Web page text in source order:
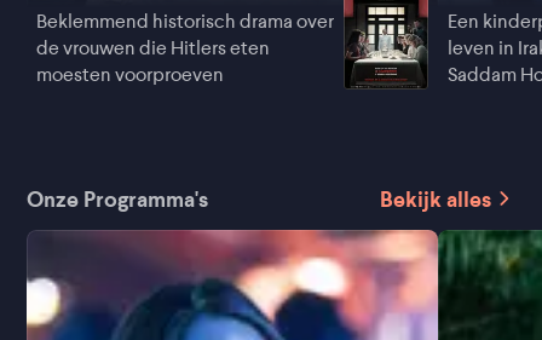
Beklemmend historisch drama over
de vrouwen die Hitlers eten
moesten voorproeven
Een
leven in
Saddam
Onze Programma's Bekijk alles